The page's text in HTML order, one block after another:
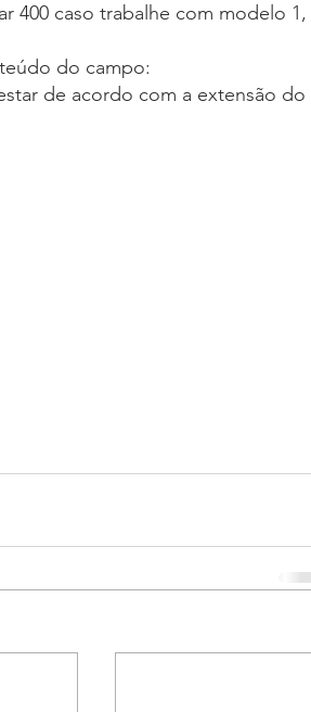
400 caso trabalhe com modelo 1,
do campo:
de acordo com a extensão do